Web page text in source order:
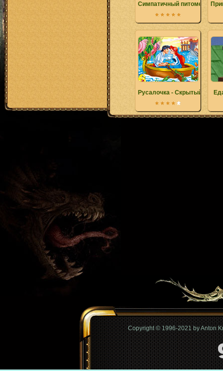
Симпатичный питомец
Русалочка - Скрытый
Copyright © 1996-2021 by Anton